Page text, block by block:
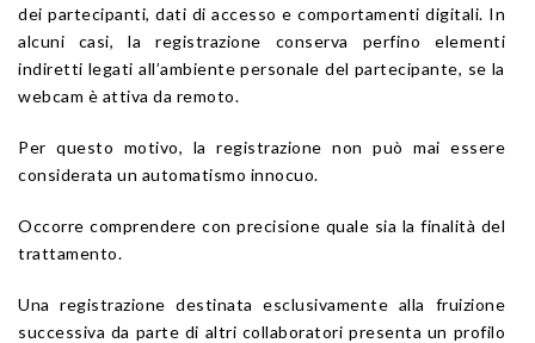
dei partecipanti, dati di accesso e comportamenti digitali. In
alcuni casi, la registrazione conserva perfino elementi
indiretti legati all’ambiente personale del partecipante, se la
webcam è attiva da remoto.
Per questo motivo, la registrazione non può mai essere
considerata un automatismo innocuo.
Occorre comprendere con precisione quale sia la finalità del
trattamento.
Una registrazione destinata esclusivamente alla fruizione
successiva da parte di altri collaboratori presenta un profilo